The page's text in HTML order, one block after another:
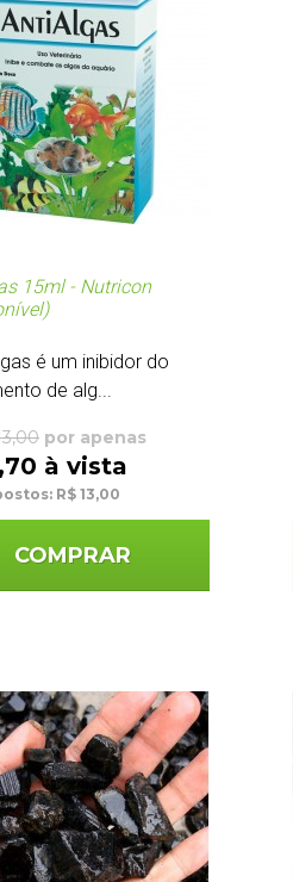
15ml - Nutricon
é um inibidor do
de alg...
por apenas
à vista
R$ 13,00
COMPRAR